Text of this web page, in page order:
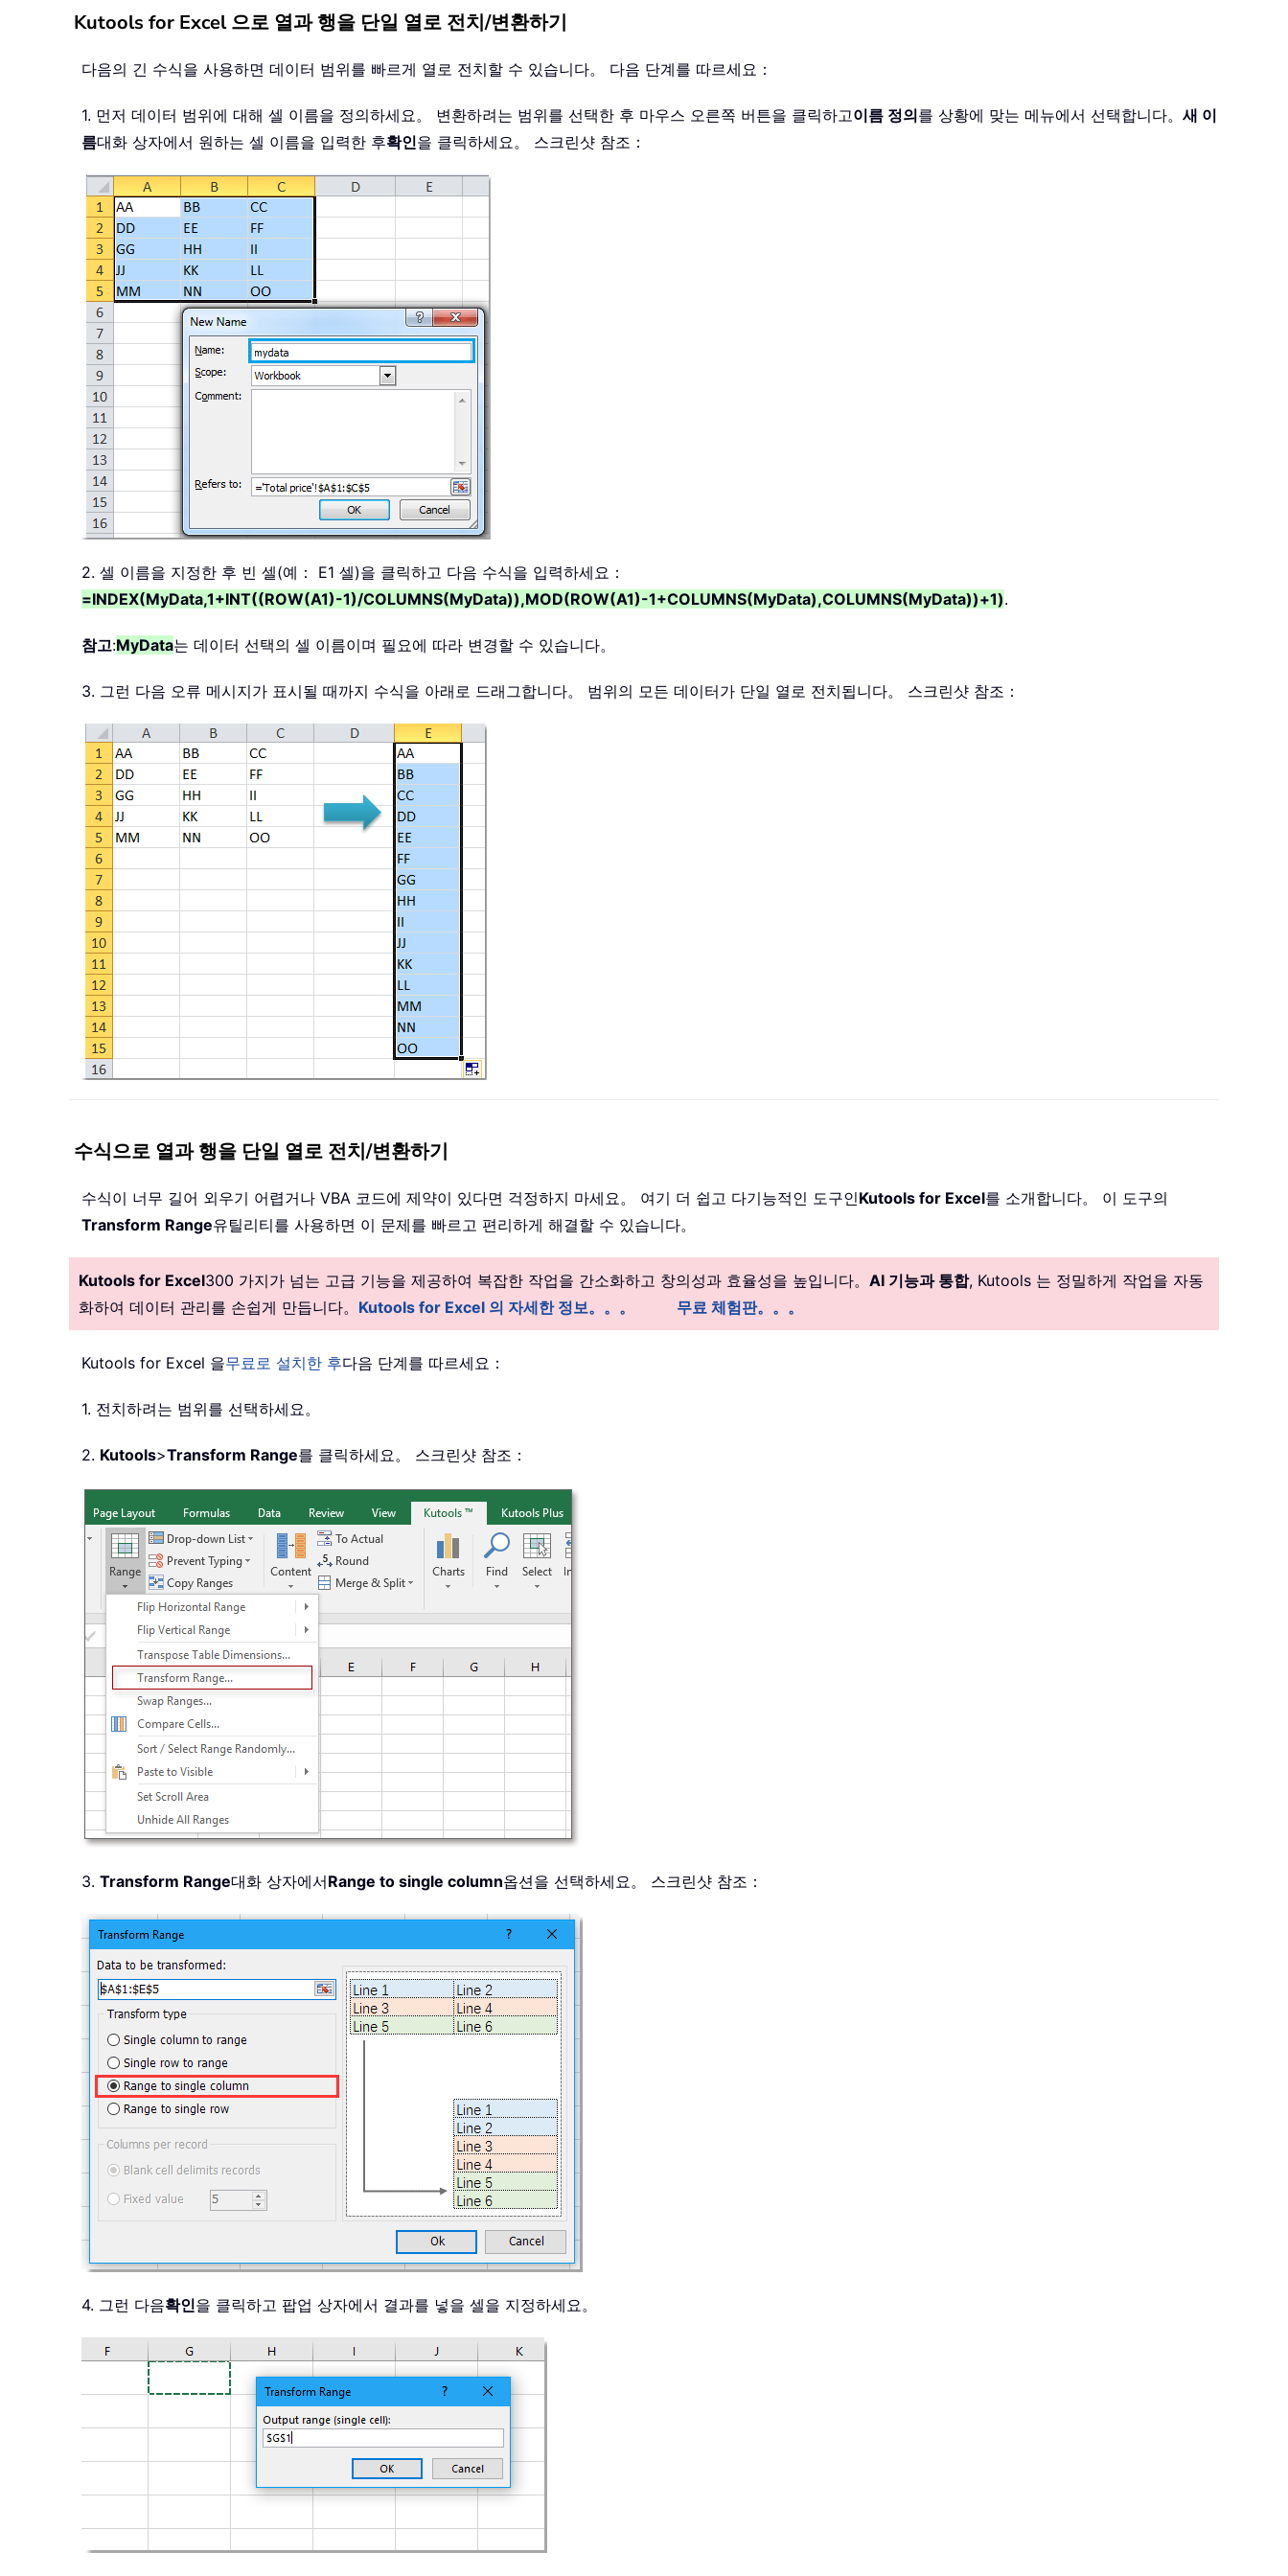
Kutools for Excel 으로 열과 행을 단일 열로 전치/변환하기
다음의 긴 수식을 사용하면 데이터 범위를 빠르게 열로 전치할 수 있습니다。 다음 단계를 따르세요：
1. 먼저 데이터 범위에 대해 셀 이름을 정의하세요。 변환하려는 범위를 선택한 후 마우스 오른쪽 버튼을 클릭하고이름 정의를 상황에 맞는 메뉴에서 선택합니다。 새 이
름대화 상자에서 원하는 셀 이름을 입력한 후확인을 클릭하세요。 스크린샷 참조：
2. 셀 이름을 지정한 후 빈 셀(예： E1 셀)을 클릭하고 다음 수식을 입력하세요：
=INDEX(MyData,1+INT((ROW(A1)-1)/COLUMNS(MyData)),MOD(ROW(A1)-1+COLUMNS(MyData),COLUMNS(MyData))+1).
참고:MyData는 데이터 선택의 셀 이름이며 필요에 따라 변경할 수 있습니다。
3. 그런 다음 오류 메시지가 표시될 때까지 수식을 아래로 드래그합니다。 범위의 모든 데이터가 단일 열로 전치됩니다。 스크린샷 참조：
수식으로 열과 행을 단일 열로 전치/변환하기
수식이 너무 길어 외우기 어렵거나 VBA 코드에 제약이 있다면 걱정하지 마세요。 여기 더 쉽고 다기능적인 도구인Kutools for Excel를 소개합니다。 이 도구의
Transform Range유틸리티를 사용하면 이 문제를 빠르고 편리하게 해결할 수 있습니다。
Kutools for Excel300 가지가 넘는 고급 기능을 제공하여 복잡한 작업을 간소화하고 창의성과 효율성을 높입니다。 AI 기능과 통합, Kutools 는 정밀하게 작업을 자동
화하여 데이터 관리를 손쉽게 만듭니다。 Kutools for Excel 의 자세한 정보。。。 무료 체험판。。。
Kutools for Excel 을무료로 설치한 후다음 단계를 따르세요：
1. 전치하려는 범위를 선택하세요。
2. Kutools>Transform Range를 클릭하세요。 스크린샷 참조：
3. Transform Range대화 상자에서Range to single column옵션을 선택하세요。 스크린샷 참조：
4. 그런 다음확인을 클릭하고 팝업 상자에서 결과를 넣을 셀을 지정하세요。